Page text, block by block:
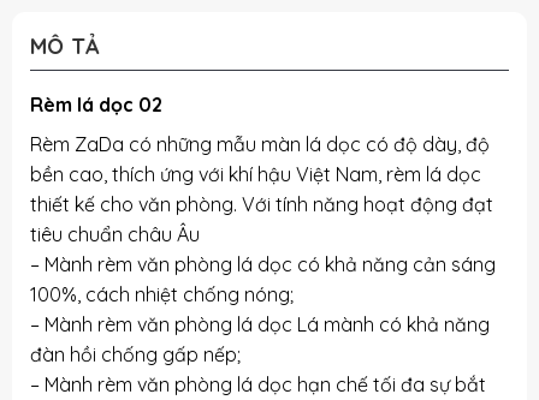
MÔ TẢ
Rèm lá dọc 02
Rèm ZaDa có những mẫu màn lá dọc có độ dày, độ
bền cao, thích ứng với khí hậu Việt Nam, rèm lá dọc
thiết kế cho văn phòng. Với tính năng hoạt động đạt
tiêu chuẩn châu Âu
– Mành rèm văn phòng lá dọc có khả năng cản sáng
100%, cách nhiệt chống nóng;
– Mành rèm văn phòng lá dọc Lá mành có khả năng
đàn hồi chống gấp nếp;
– Mành rèm văn phòng lá dọc hạn chế tối đa sự bắt